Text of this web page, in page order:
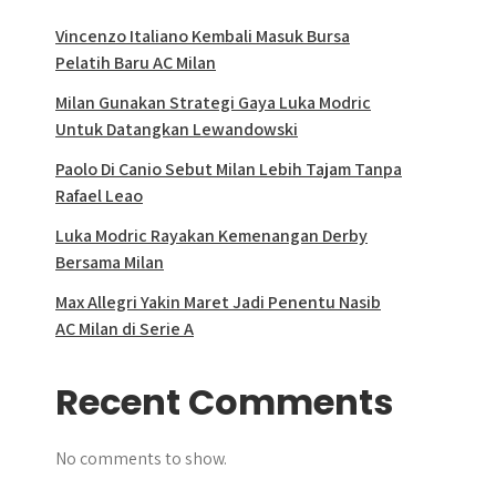
Vincenzo Italiano Kembali Masuk Bursa
Pelatih Baru AC Milan
Milan Gunakan Strategi Gaya Luka Modric
Untuk Datangkan Lewandowski
Paolo Di Canio Sebut Milan Lebih Tajam Tanpa
Rafael Leao
Luka Modric Rayakan Kemenangan Derby
Bersama Milan
Max Allegri Yakin Maret Jadi Penentu Nasib
AC Milan di Serie A
Recent Comments
No comments to show.